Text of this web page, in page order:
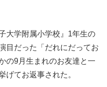
大学附属小学校』1年生の
目だった「だれにだってお
の9月生まれのお友達と一
げてお返事された。